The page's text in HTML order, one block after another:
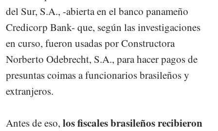
del Sur, S.A., -abierta en el banco panameño
Credicorp Bank- que, según las investigaciones
en curso, fueron usadas por Constructora
Norberto Odebrecht, S.A., para hacer pagos de
presuntas coimas a funcionarios brasileños y
extranjeros.
Antes de eso, los fiscales brasileños recibieron